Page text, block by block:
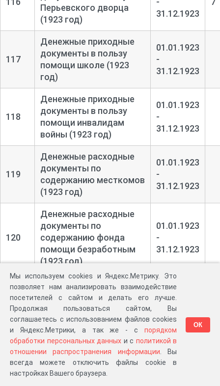
Перьевского дворца
(1923 год)
31.12.1923
117
Денежные приходные
документы в пользу
помощи школе (1923
год)
01.01.1923
-
31.12.1923
118
Денежные приходные
документы в пользу
помощи инвалидам
войны (1923 год)
01.01.1923
-
31.12.1923
119
Денежные расходные
документы по
содержанию месткомов
(1923 год)
01.01.1923
-
31.12.1923
120
Денежные расходные
документы по
содержанию фонда
помощи безработным
(1923 год)
01.01.1923
-
31.12.1923
121
Денежные расходные
документы по детдому
(1923 год)
01.01.1923
-
31.12.1923
122
Денежные расходные
документы по
содержанию русских
рабочих (1923 год)
01.01.1923
-
31.12.1923
Мы используем cookies и Яндекс.Метрику. Это
позволяет нам анализировать взаимодействие
посетителей с сайтом и делать его лучше.
Продолжая пользоваться сайтом, Вы
соглашаетесь с использованием файлов cookies
и Яндекс.Метрики, а так же - с порядком
обработки персональных данных и с политикой в
отношении распространения информации . Вы
всегда можете отключить файлы cookie в
настройках Вашего браузера.
ОК